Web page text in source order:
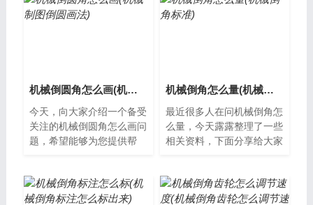
机械倒圆角怎么画(机械制图倒圆画法)
今天，向大家介绍一个备受
关注的机械倒圆角怎么画问
题，希望能够为您提供帮
圆角是一种使...
机械倒角怎么量(机械倒角标准)
最近很多人在问机械倒角怎
么量，今天露露整理了一些
相关资料，下面分享给大家
机器对工件...